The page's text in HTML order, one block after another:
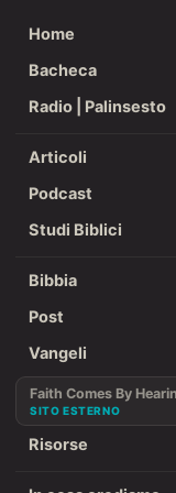
Home
Bacheca
Radio | Palinsesto
Articoli
Podcast
Studi Biblici
Bibbia
Post
Vangeli
Faith Comes By
Risorse